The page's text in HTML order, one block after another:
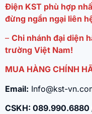
Điện KST phù hợp
đừng ngần ngại liên
– Chi nhánh đại diện
trường Việt Nam!
MUA HÀNG CHÍNH
Email: Info@kst-
CSKH: